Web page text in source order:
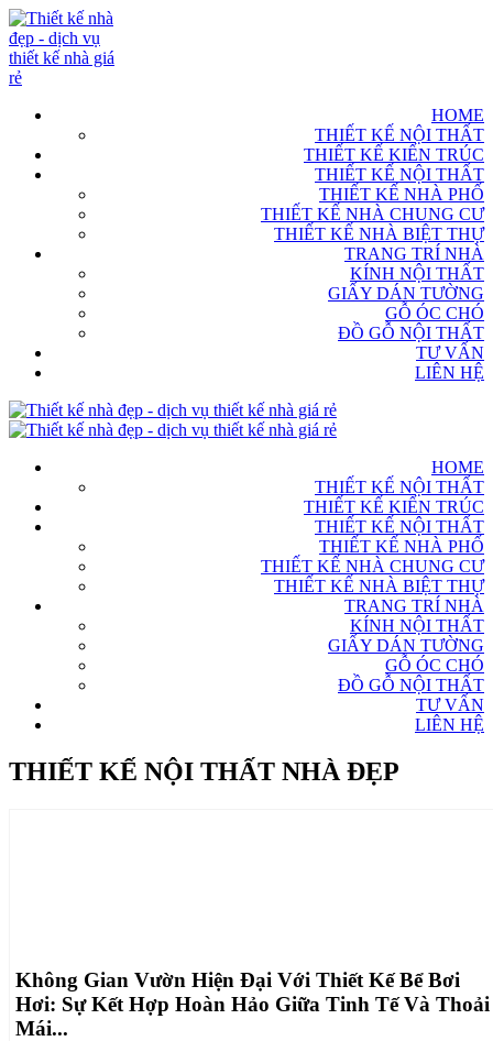
HOME
THIẾT KẾ NỘI THẤT
THIẾT KẾ KIẾN TRÚC
THIẾT KẾ NỘI THẤT
THIẾT KẾ NHÀ PHỐ
THIẾT KẾ NHÀ CHUNG CƯ
THIẾT KẾ NHÀ BIỆT THỰ
TRANG TRÍ NHÀ
KÍNH NỘI THẤT
GIẤY DÁN TƯỜNG
GỖ ÓC CHÓ
ĐỒ GỖ NỘI THẤT
TƯ VẤN
LIÊN HỆ
HOME
THIẾT KẾ NỘI THẤT
THIẾT KẾ KIẾN TRÚC
THIẾT KẾ NỘI THẤT
THIẾT KẾ NHÀ PHỐ
THIẾT KẾ NHÀ CHUNG CƯ
THIẾT KẾ NHÀ BIỆT THỰ
TRANG TRÍ NHÀ
KÍNH NỘI THẤT
GIẤY DÁN TƯỜNG
GỖ ÓC CHÓ
ĐỒ GỖ NỘI THẤT
TƯ VẤN
LIÊN HỆ
THIẾT KẾ NỘI THẤT NHÀ ĐẸP
Không Gian Vườn Hiện Đại Với Thiết Kế Bể Bơi
Hơi: Sự Kết Hợp Hoàn Hảo Giữa Tinh Tế Và Thoải
Mái...